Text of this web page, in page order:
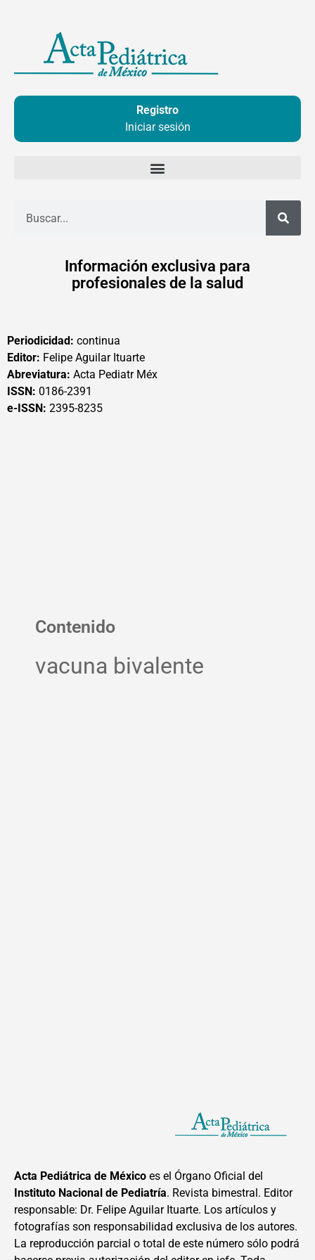
contenido
Registro
Iniciar sesión
Información exclusiva para
profesionales de la salud
Periodicidad: continua
Editor: Felipe Aguilar Ituarte
Abreviatura: Acta Pediatr Méx
ISSN: 0186-2391
e-ISSN: 2395-8235
Contenido
vacuna bivalente
Acta Pediátrica de México es el Órgano Oficial del
Instituto Nacional de Pediatría. Revista bimestral. Editor
responsable: Dr. Felipe Aguilar Ituarte. Los artículos y
fotografías son responsabilidad exclusiva de los autores.
La reproducción parcial o total de este número sólo podrá